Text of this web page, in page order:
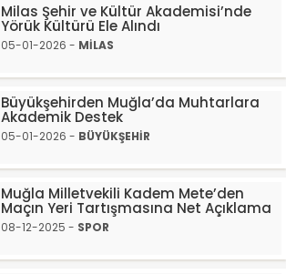
Milas Şehir ve Kültür Akademisi’nde
Yörük Kültürü Ele Alındı
05-01-2026 - MİLAS
Büyükşehirden Muğla’da Muhtarlara
Akademik Destek
05-01-2026 - BÜYÜKŞEHİR
Muğla Milletvekili Kadem Mete’den
Maçın Yeri Tartışmasına Net Açıklama
08-12-2025 - SPOR